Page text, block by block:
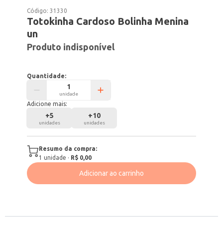
Código:31330
Totokinha Cardoso Bolinha Menina
un
Produto indisponível
Quantidade:
unidade
Adicione mais:
+5
unidades
+10
unidades
Resumo da compra:
1 unidade · R$ 0,00
Adicionar ao carrinho